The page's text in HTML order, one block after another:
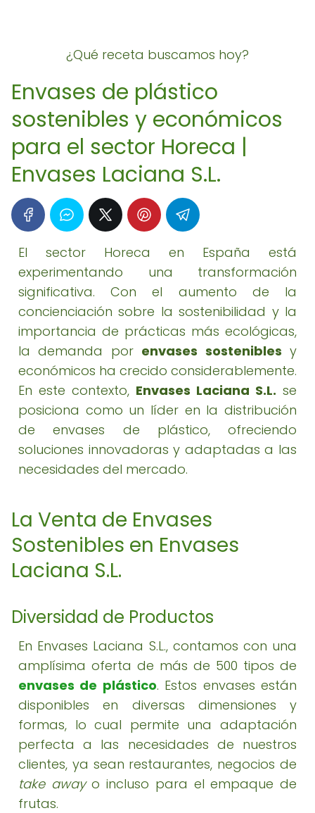
¿Qué receta buscamos hoy?
Envases de plástico
sostenibles y económicos
para el sector Horeca |
Envases Laciana S.L.
El sector Horeca en España está
experimentando una transformación
significativa. Con el aumento de la
concienciación sobre la sostenibilidad y la
importancia de prácticas más ecológicas,
la demanda por envases sostenibles y
económicos ha crecido considerablemente.
En este contexto, Envases Laciana S.L. se
posiciona como un líder en la distribución
de envases de plástico, ofreciendo
soluciones innovadoras y adaptadas a las
necesidades del mercado.
La Venta de Envases
Sostenibles en Envases
Laciana S.L.
Diversidad de Productos
En Envases Laciana S.L., contamos con una
amplísima oferta de más de 500 tipos de
envases de plástico. Estos envases están
disponibles en diversas dimensiones y
formas, lo cual permite una adaptación
perfecta a las necesidades de nuestros
clientes, ya sean restaurantes, negocios de
take awayo incluso para el empaque de
frutas.